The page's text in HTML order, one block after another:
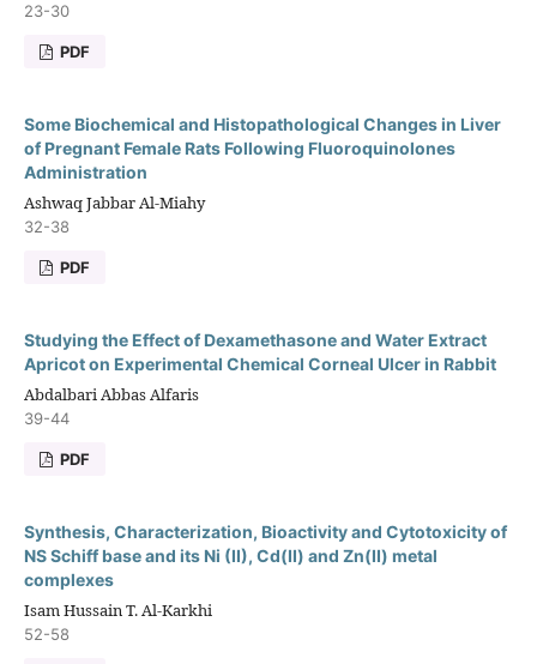
23-30
PDF
Some Biochemical and Histopathological Changes in Liver
of Pregnant Female Rats Following Fluoroquinolones
Administration
Ashwaq Jabbar Al-Miahy
32-38
PDF
Studying the Effect of Dexamethasone and Water Extract
Apricot on Experimental Chemical Corneal Ulcer in Rabbit
Abdalbari Abbas Alfaris
39-44
PDF
Synthesis, Characterization, Bioactivity and Cytotoxicity of
NS Schiff base and its Ni (II), Cd(II) and Zn(II) metal
complexes
Isam Hussain T. Al-Karkhi
52-58